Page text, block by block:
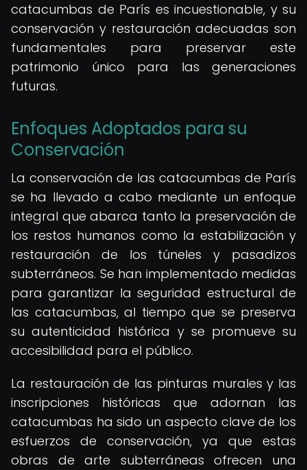
catacumbas de París es incuestionable, y su
conservación y restauración adecuadas son
fundamentales para preservar este
patrimonio único para las generaciones
futuras.
Enfoques Adoptados para su
Conservación
La conservación de las catacumbas de París
se ha llevado a cabo mediante un enfoque
integral que abarca tanto la preservación de
los restos humanos como la estabilización y
restauración de los túneles y pasadizos
subterráneos. Se han implementado medidas
para garantizar la seguridad estructural de
las catacumbas, al tiempo que se preserva
su autenticidad histórica y se promueve su
accesibilidad para el público.
La restauración de las pinturas murales y las
inscripciones históricas que adornan las
catacumbas ha sido un aspecto clave de los
esfuerzos de conservación, ya que estas
obras de arte subterráneas ofrecen una